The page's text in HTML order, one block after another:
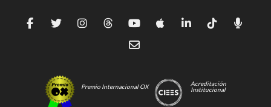
Premio Internacional OX
Acreditación
Institucional